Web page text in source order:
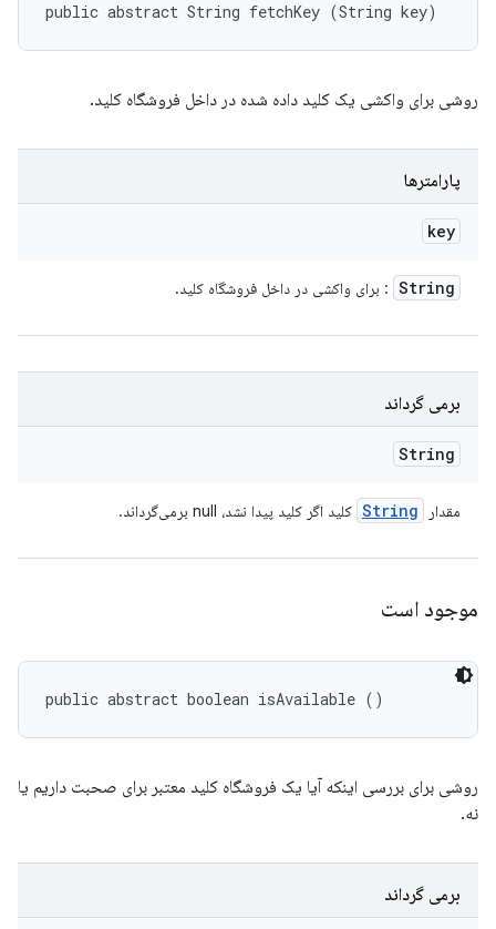
public abstract String fetchKey (String key)
روشی برای واکشی یک کلید داده شده در داخل فروشگاه کلید.
پارامترها
key
String : برای واکشی در داخل فروشگاه کلید.
برمی گرداند
String
مقدار String کلید اگر کلید پیدا نشد، null برمی‌گرداند.
موجود است
public abstract boolean isAvailable ()
روشی برای بررسی اینکه آیا یک فروشگاه کلید معتبر برای صحبت داریم یا
نه.
برمی گرداند